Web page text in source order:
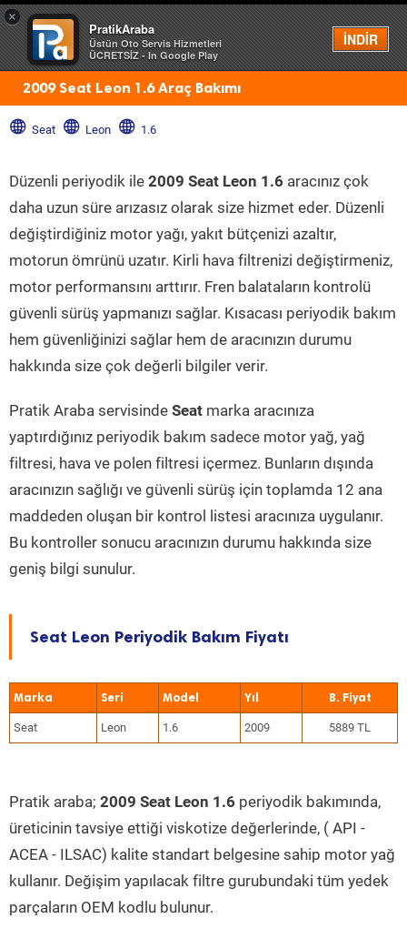
×
PratikAraba
Üstün Oto Servis Hizmetleri
ÜCRETSİZ - In Google Play
İNDİR
Menü
2009 Seat Leon 1.6 Araç Bakımı
Seat Leon 1.6
Düzenli periyodik ile 2009 Seat Leon 1.6 aracınız çok
daha uzun süre arızasız olarak size hizmet eder. Düzenli
değiştirdiğiniz motor yağı, yakıt bütçenizi azaltır,
motorun ömrünü uzatır. Kirli hava filtrenizi değiştirmeniz,
motor performansını arttırır. Fren balataların kontrolü
güvenli sürüş yapmanızı sağlar. Kısacası periyodik bakım
hem güvenliğinizi sağlar hem de aracınızın durumu
hakkında size çok değerli bilgiler verir.
Pratik Araba servisinde Seat marka aracınıza
yaptırdığınız periyodik bakım sadece motor yağ, yağ
filtresi, hava ve polen filtresi içermez. Bunların dışında
aracınızın sağlığı ve güvenli sürüş için toplamda 12 ana
maddeden oluşan bir kontrol listesi aracınıza uygulanır.
Bu kontroller sonucu aracınızın durumu hakkında size
geniş bilgi sunulur.
Seat Leon Periyodik Bakım Fiyatı
Marka Seri Model Yıl
Seat Leon 1.6 2009 5889 TL
Pratik araba; 2009 Seat Leon 1.6 periyodik bakımında,
üreticinin tavsiye ettiği viskotize değerlerinde, ( API -
ACEA - ILSAC) kalite standart belgesine sahip motor yağ
kullanır. Değişim yapılacak filtre gurubundaki tüm yedek
parçaların OEM kodlu bulunur.